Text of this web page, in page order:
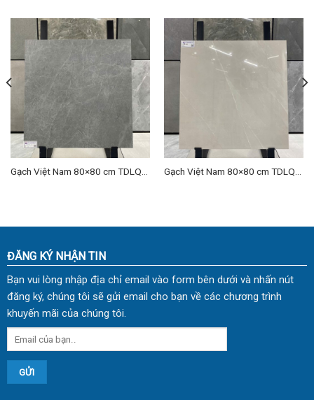
Gạch Việt Nam 80×80 cm TDLQ-
Gạch Việt Nam 80×80 cm TDLQ-
ĐĂNG KÝ NHẬN TIN
Bạn vui lòng nhập địa chỉ email vào form bên dưới và nhấn nút
đăng ký, chúng tôi sẽ gửi email cho bạn về các chương trình
khuyến mãi của chúng tôi.